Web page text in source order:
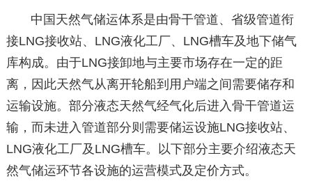
中国天然气储运体系是由骨干管道、省级管道衔
接LNG接收站、LNG液化工厂、LNG槽车及地下储气
库构成。由于LNG接卸地与主要市场存在一定的距
离，因此天然气从离开轮船到用户端之间需要储存和
运输设施。部分液态天然气经气化后进入骨干管道运
输，而未进入管道部分则需要储运设施LNG接收站、
LNG液化工厂及LNG槽车。以下部分主要介绍液态天
然气储运环节各设施的运营模式及定价方式。